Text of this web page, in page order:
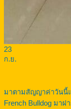
23
ก.ย.
มาตามสัญญาค่าวันนี้
French Bulldog มา